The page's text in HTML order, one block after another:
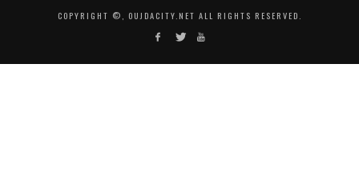
COPYRIGHT ©, OUJDACITY.NET ALL RIGHTS RESERVED.